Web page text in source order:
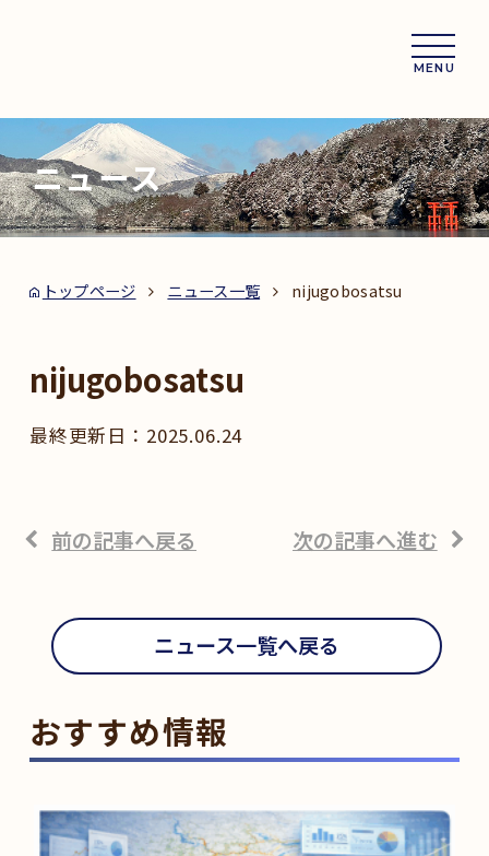
MENU
ニュース
トップページ ニュース一覧 nijugobosatsu
nijugobosatsu
2025.06.24
前の記事へ戻る 次の記事へ進む
ニュース一覧へ戻る
おすすめ情報